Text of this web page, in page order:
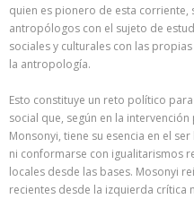
quien es pionero de esta corriente,
antropólogos con el sujeto de
sociales y culturales con las
la antropología.
Esto constituye un reto político
social que, según en la
Monsonyi, tiene su esencia en el
ni conformarse con igualitarismos
locales desde las bases. Mosonyi
recientes desde la izquierda